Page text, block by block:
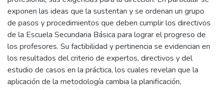
exponen las ideas que la sustentan y se ordenan un grupo
de pasos y procedimientos que deben cumplir los directivos
de la Escuela Secundaria Básica para lograr el progreso de
los profesores. Su factibilidad y pertinencia se evidencian en
los resultados del criterio de expertos, directivos y del
estudio de casos en la práctica, los cuales revelan que la
aplicación de la metodología cambia la planificación,